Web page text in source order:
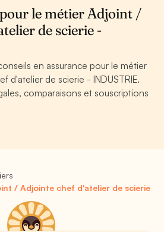
le métier Adjoint /
de scierie -
en assurance pour le métier
d'atelier de scierie - INDUSTRIE.
comparaisons et souscriptions
/ Adjointe chef d'atelier de scierie